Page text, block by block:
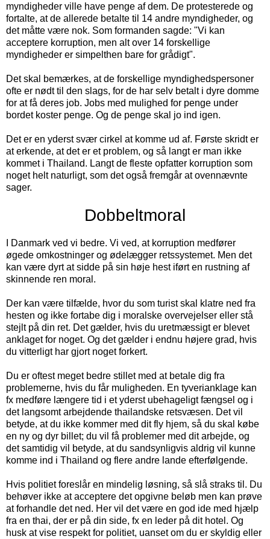
myndigheder ville have penge af dem. De protesterede og
fortalte, at de allerede betalte til 14 andre myndigheder, og
det måtte være nok. Som formanden sagde: "Vi kan
acceptere korruption, men alt over 14 forskellige
myndigheder er simpelthen bare for grådigt".
Det skal bemærkes, at de forskellige myndighedspersoner
ofte er nødt til den slags, for de har selv betalt i dyre domme
for at få deres job. Jobs med mulighed for penge under
bordet koster penge. Og de penge skal jo ind igen.
Det er en yderst svær cirkel at komme ud af. Første skridt er
at erkende, at det er et problem, og så langt er man ikke
kommet i Thailand. Langt de fleste opfatter korruption som
noget helt naturligt, som det også fremgår at ovennævnte
sager.
Dobbeltmoral
I Danmark ved vi bedre. Vi ved, at korruption medfører
øgede omkostninger og ødelægger retssystemet. Men det
kan være dyrt at sidde på sin høje hest iført en rustning af
skinnende ren moral.
Der kan være tilfælde, hvor du som turist skal klatre ned fra
hesten og ikke fortabe dig i moralske overvejelser eller stå
stejlt på din ret. Det gælder, hvis du uretmæssigt er blevet
anklaget for noget. Og det gælder i endnu højere grad, hvis
du vitterligt har gjort noget forkert.
Du er oftest meget bedre stillet med at betale dig fra
problemerne, hvis du får muligheden. En tyverianklage kan
fx medføre længere tid i et yderst ubehageligt fængsel og i
det langsomt arbejdende thailandske retsvæsen. Det vil
betyde, at du ikke kommer med dit fly hjem, så du skal købe
en ny og dyr billet; du vil få problemer med dit arbejde, og
det samtidig vil betyde, at du sandsynligvis aldrig vil kunne
komme ind i Thailand og flere andre lande efterfølgende.
Hvis politiet foreslår en mindelig løsning, så slå straks til. Du
behøver ikke at acceptere det opgivne beløb men kan prøve
at forhandle det ned. Her vil det være en god ide med hjælp
fra en thai, der er på din side, fx en leder på dit hotel. Og
husk at vise respekt for politiet, uanset om du er skyldig eller